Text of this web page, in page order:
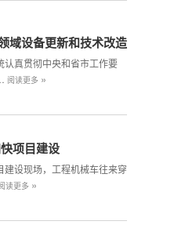
域设备更新和技术改造
认真贯彻中央和省市工作要
阅读更多 »
项目建设
设现场，工程机械车往来穿
读更多 »